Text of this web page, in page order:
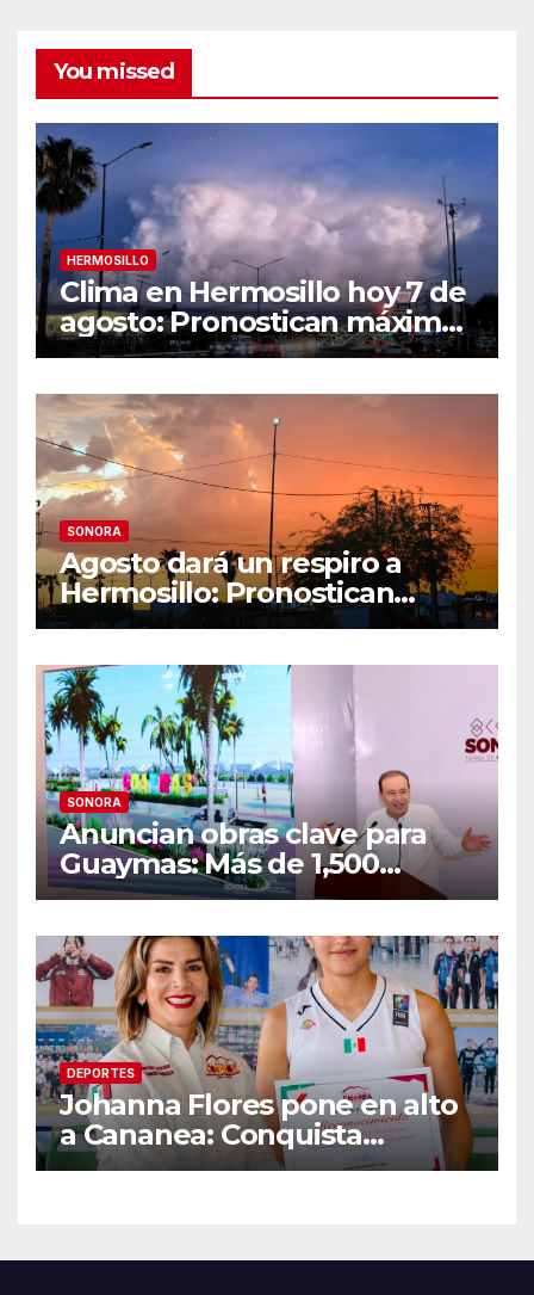
You missed
HERMOSILLO
Clima en Hermosillo hoy 7 de
agosto: Pronostican máxima
de 42°C, sensación térmica
probabilidad de lluvia
SONORA
Agosto dará un respiro a
Hermosillo: Pronostican
semana lluviosa y
SONORA
Anuncian obras clave para
Guaymas: Más de 1,500
viviendas, modernización del
IMSS
DEPORTES
Johanna Flores pone en alto
a Cananea: Conquista
medalla de plata con la
Centroamericanos